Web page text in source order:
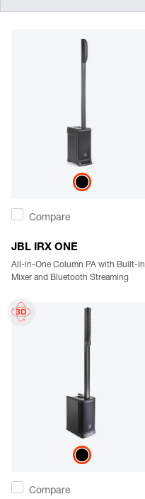
Compare
JBL IRX ONE
All-in-One Column PA with Built-In
Mixer and Bluetooth Streaming
Compare